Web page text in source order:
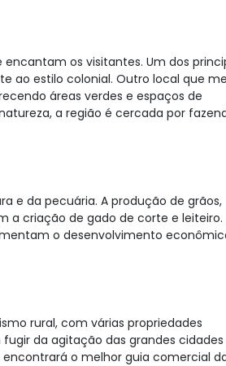
os visitantes. Um dos
ao estilo colonial. Outro local que
áreas verdes e espaços de
a região é cercada por
e da pecuária. A produção de grãos,
a criação de gado de corte e leiteiro.
o desenvolvimento
rural, com várias propriedades
da agitação das grandes cidades
encontrará o melhor guia comercial